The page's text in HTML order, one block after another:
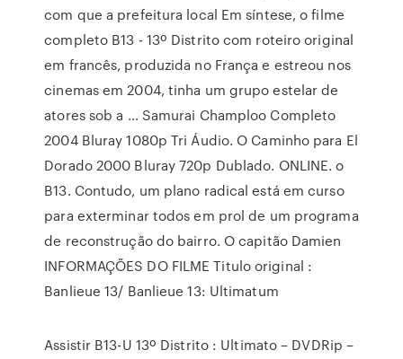
com que a prefeitura local Em síntese, o filme
completo B13 - 13º Distrito com roteiro original
em francês, produzida no França e estreou nos
cinemas em 2004, tinha um grupo estelar de
atores sob a … Samurai Champloo Completo
2004 Bluray 1080p Tri Áudio. O Caminho para El
Dorado 2000 Bluray 720p Dublado. ONLINE. o
B13. Contudo, um plano radical está em curso
para exterminar todos em prol de um programa
de reconstrução do bairro. O capitão Damien
INFORMAÇÕES DO FILME Titulo original :
Banlieue 13/ Banlieue 13: Ultimatum
Assistir B13-U 13º Distrito : Ultimato – DVDRip –